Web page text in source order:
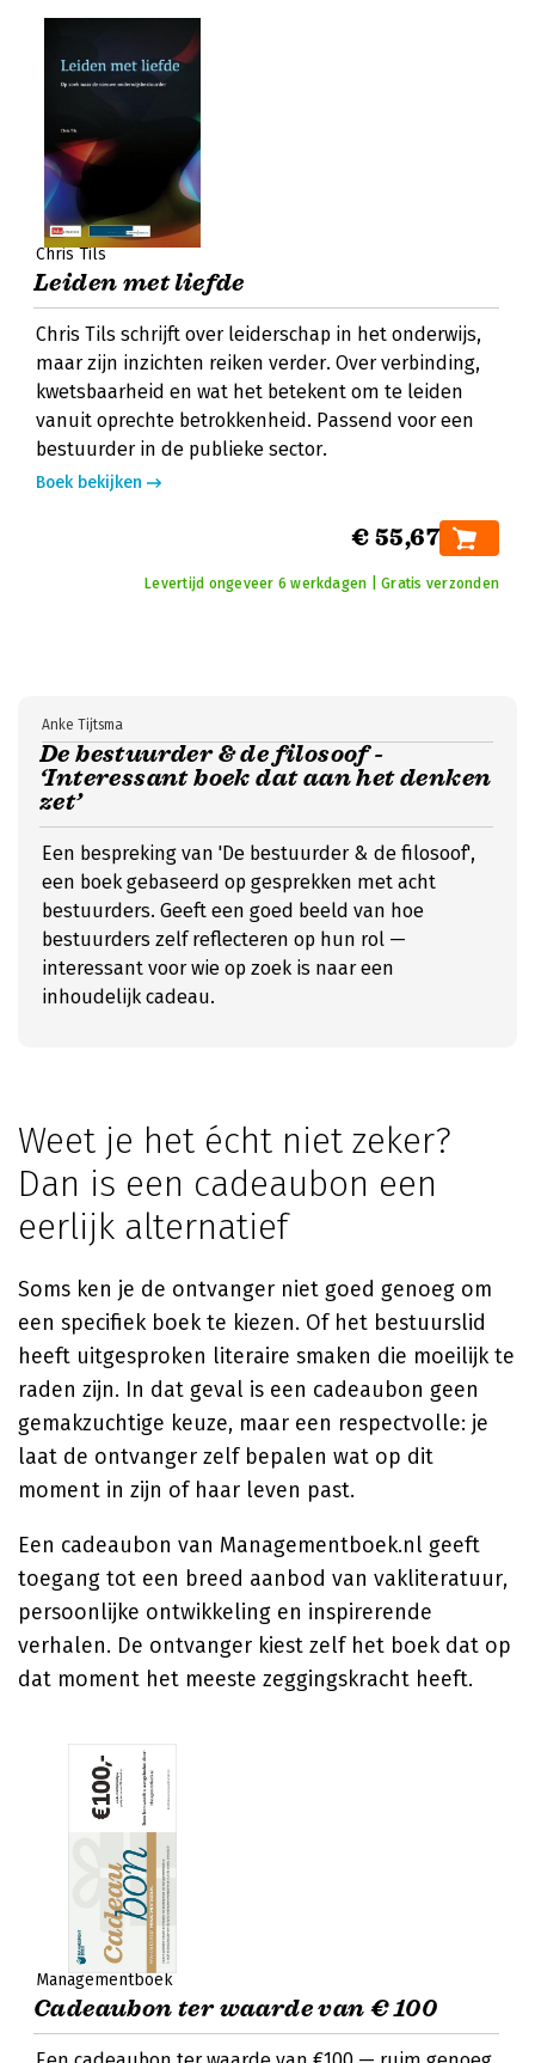
Chris Tils
Leiden met liefde
Chris Tils schrijft over leiderschap in het onderwijs,
maar zijn inzichten reiken verder. Over verbinding,
kwetsbaarheid en wat het betekent om te leiden
vanuit oprechte betrokkenheid. Passend voor een
bestuurder in de publieke sector.
Boek bekijken
€ 55,67
Levertijd ongeveer 6 werkdagen | Gratis verzonden
De bestuurder & de filosoof -
‘Interessant boek dat aan het denken
zet’
Anke Tijtsma
Een bespreking van 'De bestuurder & de filosoof',
een boek gebaseerd op gesprekken met acht
bestuurders. Geeft een goed beeld van hoe
bestuurders zelf reflecteren op hun rol —
interessant voor wie op zoek is naar een
inhoudelijk cadeau.
Weet je het écht niet zeker?
Dan is een cadeaubon een
eerlijk alternatief
Soms ken je de ontvanger niet goed genoeg om
een specifiek boek te kiezen. Of het bestuurslid
heeft uitgesproken literaire smaken die moeilijk te
raden zijn. In dat geval is een cadeaubon geen
gemakzuchtige keuze, maar een respectvolle: je
laat de ontvanger zelf bepalen wat op dit
moment in zijn of haar leven past.
Een cadeaubon van Managementboek.nl geeft
toegang tot een breed aanbod van vakliteratuur,
persoonlijke ontwikkeling en inspirerende
verhalen. De ontvanger kiest zelf het boek dat op
dat moment het meeste zeggingskracht heeft.
Managementboek
Cadeaubon ter waarde van € 100